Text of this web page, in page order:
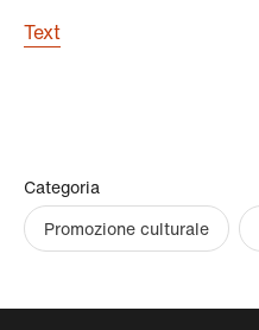
Text
Categoria
Promozione culturale